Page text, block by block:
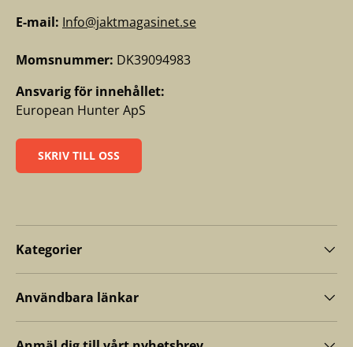
E-mail: Info@jaktmagasinet.se
Momsnummer: DK39094983
Ansvarig för innehållet:
European Hunter ApS
SKRIV TILL OSS
Kategorier
Användbara länkar